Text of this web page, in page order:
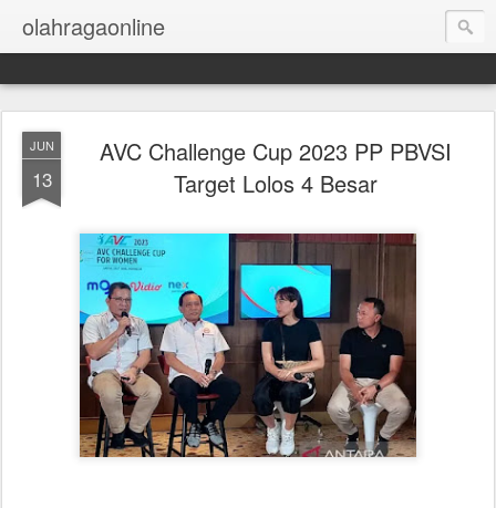
olahragaonline
JUN
13
AVC Challenge Cup 2023 PP PBVSI
Target Lolos 4 Besar